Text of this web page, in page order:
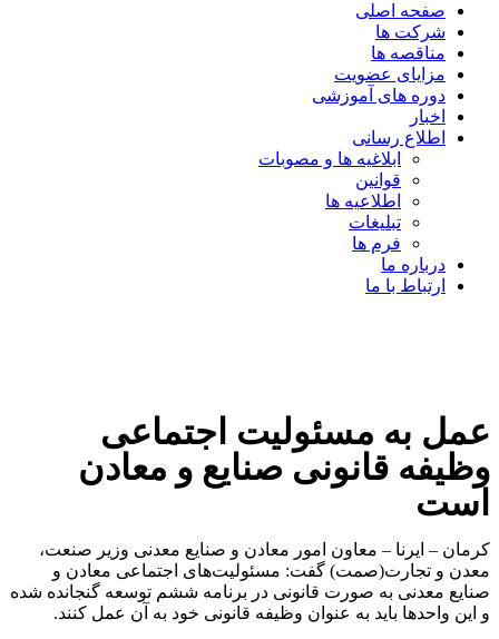
صفحه اصلی
شرکت ها
مناقصه ها
مزایای عضویت
دوره های آموزشی
اخبار
اطلاع رسانی
ابلاغیه ها و مصوبات
قوانین
اطلاعیه ها
تبلیغات
فرم ها
درباره ما
ارتباط با ما
عمل به مسئولیت اجتماعی
وظیفه قانونی صنایع و معادن
است
کرمان – ایرنا – معاون امور معادن و صنایع معدنی وزیر صنعت،
معدن و تجارت(صمت) گفت: مسئولیت‌های اجتماعی معادن و
صنایع معدنی به صورت قانونی در برنامه ششم توسعه گنجانده شده
و این واحدها باید به عنوان وظیفه قانونی خود به آن عمل کنند.